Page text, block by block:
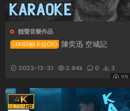
靓聲音樂作品
(4K60幀卡拉OK)
陳奕迅 空城記
2023-12-31 2.94k 0
3
25